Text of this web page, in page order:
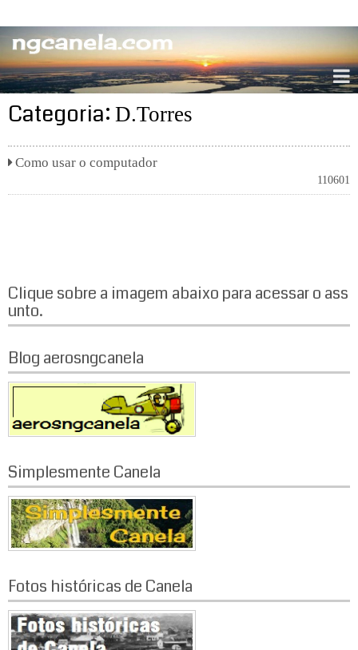
Categoria: D.Torres
Como usar o computador
110601
Clique sobre a imagem abaixo para acessar o ass
unto.
Blog aerosngcanela
Simplesmente Canela
Fotos históricas de Canela